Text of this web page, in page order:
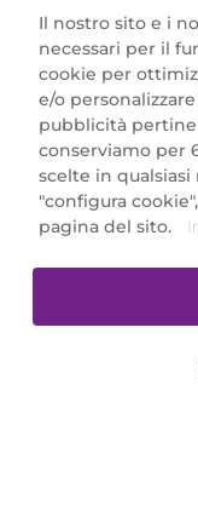
Marionnaud
Largo Fiera Milano
REA Milano
SCARICA LA
Il nostro sito e i
necessari per il
cookie per
e/o
pubblicità
conserviamo per
scelte in
"configura
pagina del sito.